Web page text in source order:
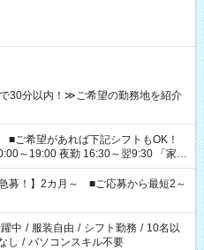
30分以内！≫ご希望の勤務地を紹介
19:00 夜勤 16:30～翌9:30 「家族
裕を持って夕飯の準備がしたい」
い」 など、ご希望を教えてください
時間。 合計で週40時間を超える場
急募！】2カ月～ ■ご応募から最短2～
中 / 服装自由 / シフト勤務 / 10名以
し / パソコンスキル不要